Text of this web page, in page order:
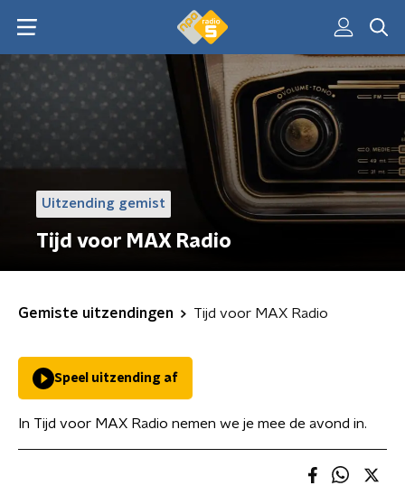
Uitzending gemist
Tijd voor MAX Radio
Gemiste uitzendingen Tijd voor MAX Radio
Speel uitzending af
In Tijd voor MAX Radio nemen we je mee de avond in.